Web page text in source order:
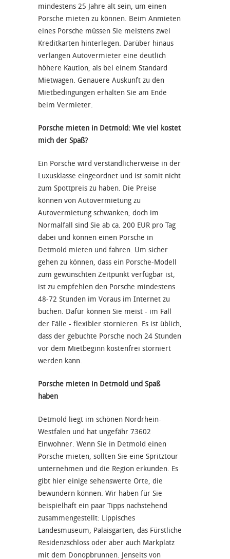
mindestens 25 Jahre alt sein, um einen
Porsche mieten zu können. Beim Anmieten
eines Porsche müssen Sie meistens zwei
Kreditkarten hinterlegen. Darüber hinaus
verlangen Autovermieter eine deutlich
höhere Kaution, als bei einem Standard
Mietwagen. Genauere Auskunft zu den
Mietbedingungen erhalten Sie am Ende
beim Vermieter.
Porsche mieten in Detmold: Wie viel kostet
mich der Spaß?
Ein Porsche wird verständlicherweise in der
Luxusklasse eingeordnet und ist somit nicht
zum Spottpreis zu haben. Die Preise
können von Autovermietung zu
Autovermietung schwanken, doch im
Normalfall sind Sie ab ca. 200 EUR pro Tag
dabei und können einen Porsche in
Detmold mieten und fahren. Um sicher
gehen zu können, dass ein Porsche-Modell
zum gewünschten Zeitpunkt verfügbar ist,
ist zu empfehlen den Porsche mindestens
48-72 Stunden im Voraus im Internet zu
buchen. Dafür können Sie meist - im Fall
der Fälle - flexibler stornieren. Es ist üblich,
dass der gebuchte Porsche noch 24 Stunden
vor dem Mietbeginn kostenfrei storniert
werden kann.
Porsche mieten in Detmold und Spaß
haben
Detmold liegt im schönen Nordrhein-
Westfalen und hat ungefähr 73602
Einwohner. Wenn Sie in Detmold einen
Porsche mieten, sollten Sie eine Spritztour
unternehmen und die Region erkunden. Es
gibt hier einige sehenswerte Orte, die
bewundern können. Wir haben für Sie
beispielhaft ein paar Tipps nachstehend
zusammengestellt: Lippisches
Landesmuseum, Palaisgarten, das Fürstliche
Residenzschloss oder aber auch Markplatz
mit dem Donopbrunnen. Jenseits von